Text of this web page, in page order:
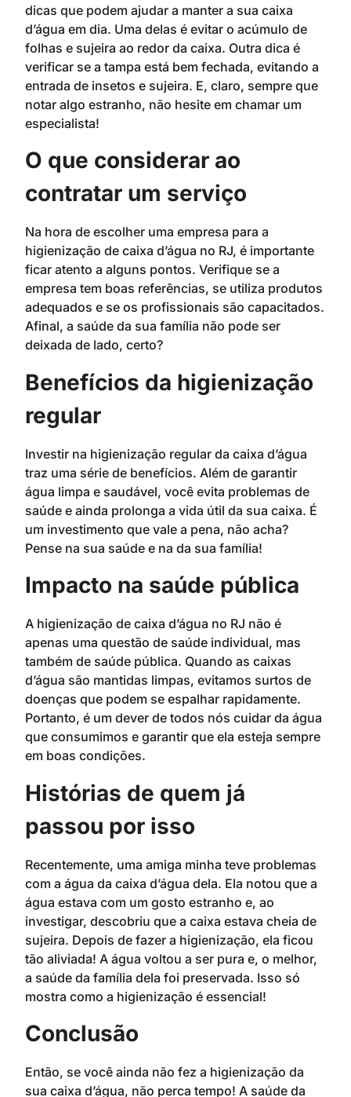
dicas que podem ajudar a manter a sua caixa
d’água em dia. Uma delas é evitar o acúmulo de
folhas e sujeira ao redor da caixa. Outra dica é
verificar se a tampa está bem fechada, evitando a
entrada de insetos e sujeira. E, claro, sempre que
notar algo estranho, não hesite em chamar um
especialista!
O que considerar ao
contratar um serviço
Na hora de escolher uma empresa para a
higienização de caixa d’água no RJ, é importante
ficar atento a alguns pontos. Verifique se a
empresa tem boas referências, se utiliza produtos
adequados e se os profissionais são capacitados.
Afinal, a saúde da sua família não pode ser
deixada de lado, certo?
Benefícios da higienização
regular
Investir na higienização regular da caixa d’água
traz uma série de benefícios. Além de garantir
água limpa e saudável, você evita problemas de
saúde e ainda prolonga a vida útil da sua caixa. É
um investimento que vale a pena, não acha?
Pense na sua saúde e na da sua família!
Impacto na saúde pública
A higienização de caixa d’água no RJ não é
apenas uma questão de saúde individual, mas
também de saúde pública. Quando as caixas
d’água são mantidas limpas, evitamos surtos de
doenças que podem se espalhar rapidamente.
Portanto, é um dever de todos nós cuidar da água
que consumimos e garantir que ela esteja sempre
em boas condições.
Histórias de quem já
passou por isso
Recentemente, uma amiga minha teve problemas
com a água da caixa d’água dela. Ela notou que a
água estava com um gosto estranho e, ao
investigar, descobriu que a caixa estava cheia de
sujeira. Depois de fazer a higienização, ela ficou
tão aliviada! A água voltou a ser pura e, o melhor,
a saúde da família dela foi preservada. Isso só
mostra como a higienização é essencial!
Conclusão
Então, se você ainda não fez a higienização da
sua caixa d’água, não perca tempo! A saúde da